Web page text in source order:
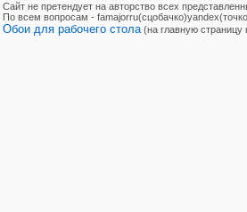
Сайт не претендует на авторство всех
По вcем вопросам -
Обои для рабочего стола (на главную страницу